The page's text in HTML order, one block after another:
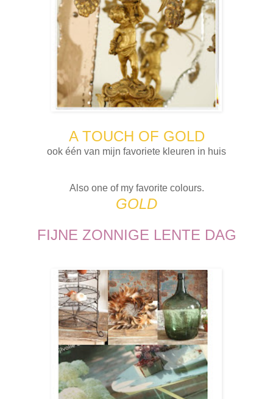
A TOUCH OF GOLD
ook één van mijn favoriete kleuren in huis
Also one of my favorite colours.
GOLD
FIJNE ZONNIGE LENTE DAG